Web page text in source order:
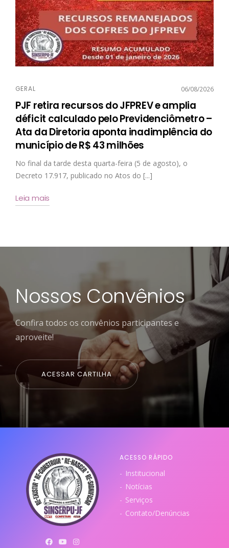
GERAL 06/08/2026
PJF retira recursos do JFPREV e amplia
déficit calculado pelo Previdenciômetro –
Ata da Diretoria aponta inadimplência do
município de R$ 43 milhões
No final da tarde desta quarta-feira (5 de agosto), o
Decreto 17.917, publicado no Atos do [...]
Leia mais
Nossos Convênios
Confira todos os convênios participantes e
aproveite!
ACESSAR CARTILHA
ACESSO RÁPIDO
Institucional
Notícias
Serviços
Contato/Denúncias